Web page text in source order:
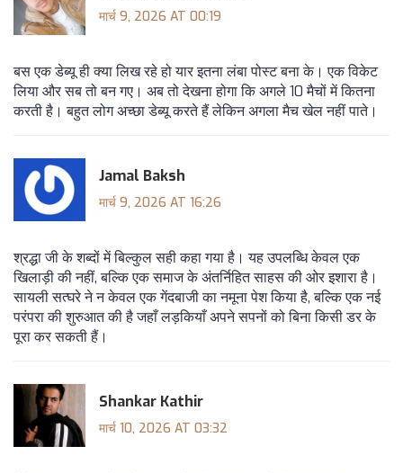
मार्च 9, 2026 AT 00:19
बस एक डेब्यू ही क्या लिख रहे हो यार इतना लंबा पोस्ट बना के। एक विकेट
लिया और सब तो बन गए। अब तो देखना होगा कि अगले 10 मैचों में कितना
करती है। बहुत लोग अच्छा डेब्यू करते हैं लेकिन अगला मैच खेल नहीं पाते।
Jamal Baksh
मार्च 9, 2026 AT 16:26
श्रद्धा जी के शब्दों में बिल्कुल सही कहा गया है। यह उपलब्धि केवल एक
खिलाड़ी की नहीं, बल्कि एक समाज के अंतर्निहित साहस की ओर इशारा है।
सायली सत्घरे ने न केवल एक गेंदबाजी का नमूना पेश किया है, बल्कि एक नई
परंपरा की शुरुआत की है जहाँ लड़कियाँ अपने सपनों को बिना किसी डर के
पूरा कर सकती हैं।
Shankar Kathir
मार्च 10, 2026 AT 03:32